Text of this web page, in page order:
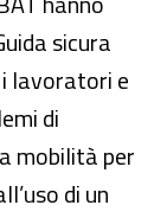
sicura
lavoratori e
di
mobilità per
di un